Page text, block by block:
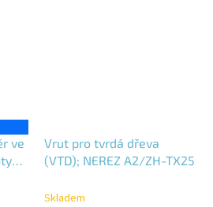
ve
Vrut pro tvrdá dřeva
(VTD); NEREZ A2/ZH-TX25
Skladem